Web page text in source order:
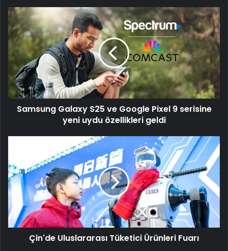
Samsung
Galaxy
S25
ve
Google
Pixel
9
serisine
yeni
uyduSamsung Galaxy S25 ve Google Pixel 9 serisine
yeni uydu özellikleri geldi
Tüketici
Ürünleri
Fuarı
Çin'de Uluslararası Tüketici Ürünleri Fuarı